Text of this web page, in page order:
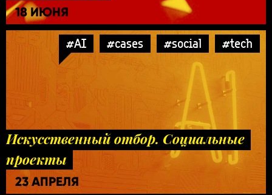
18 ИЮНЯ
#AI #cases #social #tech
Искусственный отбор. Социальные
проекты
23 АПРЕЛЯ